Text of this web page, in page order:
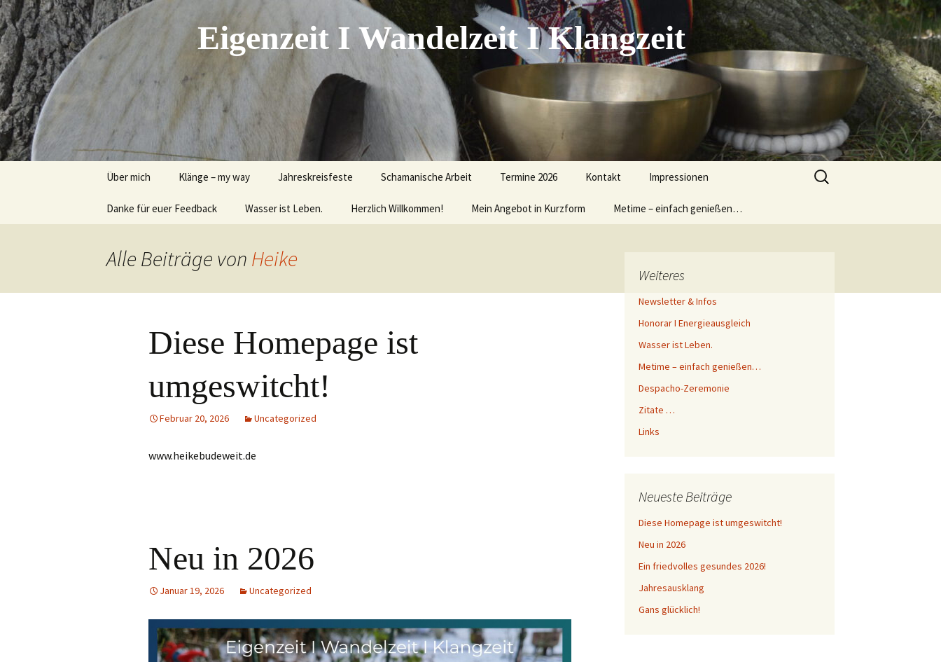
Zum
Inhalt
springen
Eigenzeit I Wandelzeit I Klangzeit
Über mich Klänge – my way
Vom Klang berührt
Jahreskreisfeste
Imbolc
Sommersonnenwende
Schamanische Arbeit
Basis-Kurs
Termine 2026 Kontakt
Anfahrt
Impressionen
Danke für euer Feedback Wasser ist Leben. Herzlich Willkommen! Mein Angebot in Kurzform Metime – einfach genießen…
Suchen
nach:
Alle Beiträge von Heike
Diese Homepage ist
umgeswitcht!
Februar 20, 2026 Uncategorized
www.heikebudeweit.de
Neu in 2026
Januar 19, 2026 Uncategorized
Weiteres
Newsletter & Infos
Honorar I Energieausgleich
Wasser ist Leben.
Metime – einfach genießen…
Despacho-Zeremonie
Zitate …
Links
Neueste Beiträge
Diese Homepage ist umgeswitcht!
Neu in 2026
Ein friedvolles gesundes 2026!
Jahresausklang
Gans glücklich!